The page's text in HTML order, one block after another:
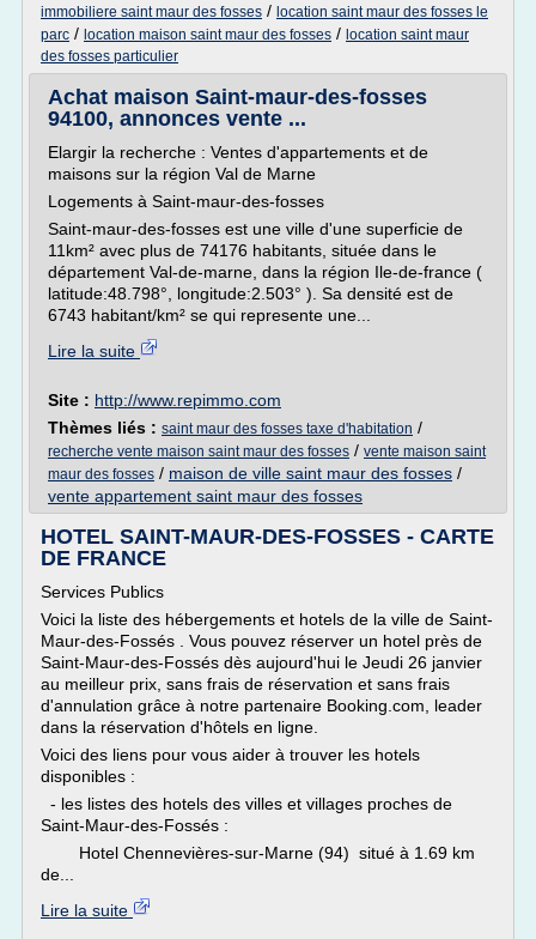
immobiliere saint maur des fosses / location saint maur des fosses le
parc / location maison saint maur des fosses / location saint maur
des fosses particulier
Achat maison Saint-maur-des-fosses
94100, annonces vente ...
Elargir la recherche : Ventes d'appartements et de
maisons sur la région Val de Marne
Logements à Saint-maur-des-fosses
Saint-maur-des-fosses est une ville d'une superficie de
11km² avec plus de 74176 habitants, située dans le
département Val-de-marne, dans la région Ile-de-france (
latitude:48.798°, longitude:2.503° ). Sa densité est de
6743 habitant/km² se qui represente une...
Lire la suite
Site : http://www.repimmo.com
Thèmes liés : saint maur des fosses taxe d'habitation /
recherche vente maison saint maur des fosses / vente maison saint
maur des fosses / maison de ville saint maur des fosses /
vente appartement saint maur des fosses
HOTEL SAINT-MAUR-DES-FOSSES - CARTE
DE FRANCE
Services Publics
Voici la liste des hébergements et hotels de la ville de Saint-
Maur-des-Fossés . Vous pouvez réserver un hotel près de
Saint-Maur-des-Fossés dès aujourd'hui le Jeudi 26 janvier
au meilleur prix, sans frais de réservation et sans frais
d'annulation grâce à notre partenaire Booking.com, leader
dans la réservation d'hôtels en ligne.
Voici des liens pour vous aider à trouver les hotels
disponibles :
- les listes des hotels des villes et villages proches de
Saint-Maur-des-Fossés :
Hotel Chennevières-sur-Marne (94) situé à 1.69 km
de...
Lire la suite